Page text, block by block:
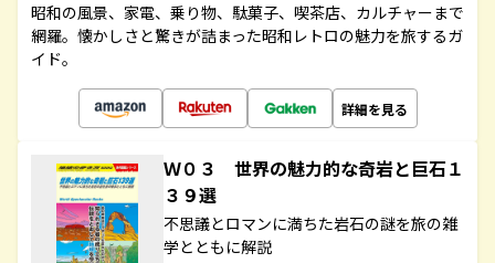
昭和の風景、家電、乗り物、駄菓子、喫茶店、カルチャーまで
網羅。懐かしさと驚きが詰まった昭和レトロの魅力を旅するガ
イド。
詳細を見る
Ｗ０３ 世界の魅力的な奇岩と巨石１
３９選
不思議とロマンに満ちた岩石の謎を旅の雑
学とともに解説